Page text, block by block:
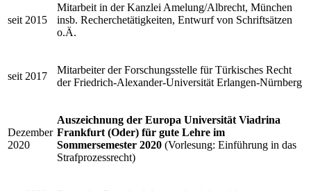
seit 2015
Mitarbeit in der Kanzlei Amelung/Albrecht, München
insb. Recherchetätigkeiten, Entwurf von Schriftsätzen
o.Ä.
seit 2017
Mitarbeiter der Forschungsstelle für Türkisches Recht
der Friedrich-Alexander-Universität Erlangen-Nürnberg
Dezember
2020
Auszeichnung der Europa Universität Viadrina
Frankfurt (Oder) für gute Lehre im
Sommersemester 2020 (Vorlesung: Einführung in das
Strafprozessrecht)